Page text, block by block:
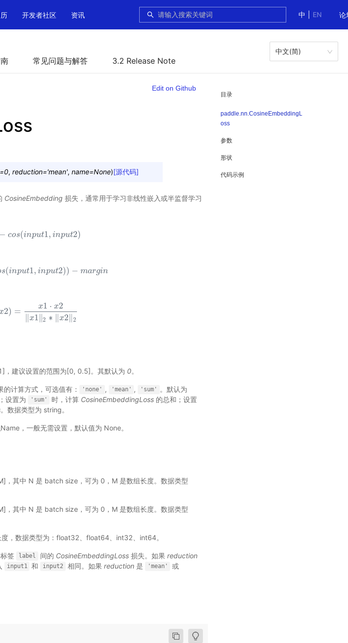
中
EN 论
开发者社区 资讯
常见问题与解答 3.2 Release Note
中文(简)
目录
paddle.nn.CosineEmbeddingL
oss
参数
形状
代码示例
Edit on Github
=0, reduction='mean', name=None)[源代码]
CosineEmbedding 损失，通常用于学习非线性嵌入或半监督学习
− cos(input1, input2)
1− cos(input1,input2)
s(input1, input2)) − margin
os(input1,i nput2))− m ar gin
2) =
x1 ⋅ x2
x1 ∥2 ∗ x2 2
2) = x1 x2‖x1‖2∗‖x2‖2
建议设置的范围为[0, 0.5]。其默认为 0。
计算方式，可选值有： 'none' , 'mean' , 'sum' 。默认为
设置为 'sum' 时，计算 CosineEmbeddingLoss 的总和；设置
。数据类型为 string。
，一般无需设置，默认值为 None。
，其中 N 是 batch size，可为 0，M 是数组长度。数据类型
，其中 N 是 batch size，可为 0，M 是数组长度。数据类型
，数据类型为：float32、float64、int32、int64。
签 label 间的 CosineEmbeddingLoss损失。如果 reduction
input1 和 input2 相同。如果 reduction是 'mean' 或